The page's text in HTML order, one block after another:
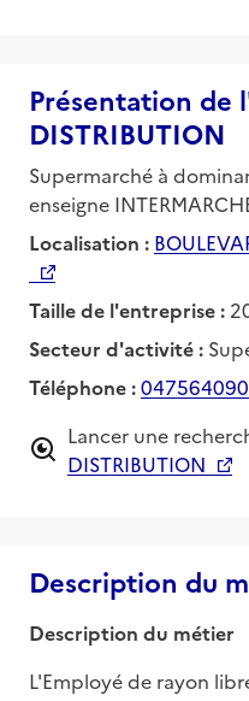
Présentation de
DISTRIBUTION
Supermarché à
enseigne
Localisation :
Taille de l'entreprise :
Secteur d'activité :
Téléphone :
Lancer une
DISTRIBUTION
Description du
Description du métier
L'Employé de rayon